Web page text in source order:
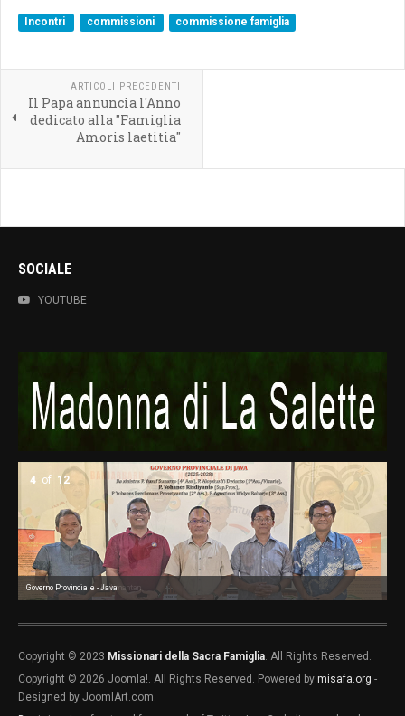
Incontri commissioni commissione famiglia
ARTICOLI PRECEDENTI
Il Papa annuncia l'Anno
dedicato alla "Famiglia
Amoris laetitia"
SOCIALE
YOUTUBE
Governo Provinciale - Java
Governo Provinciale - Kalimantan
4 of 12
Copyright © 2023 Missionari della Sacra Famiglia . All Rights Reserved.
Copyright © 2026 Joomla!. All Rights Reserved. Powered by misafa.org -
Designed by JoomlArt.com.